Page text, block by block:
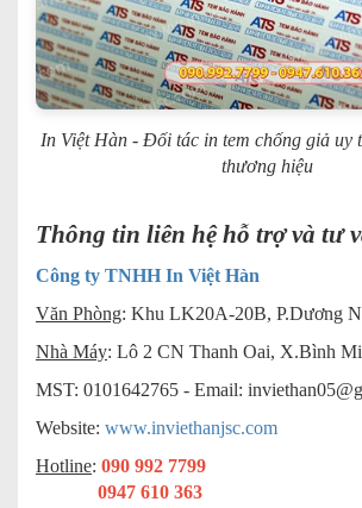
In Việt Hàn - Đối tác in tem chống giả uy
thương hiệu
Thông tin liên hệ hỗ trợ và tư
Công ty TNHH In Việt Hàn
Văn Phòng: Khu LK20A-20B, P.Dương
Nhà Máy: Lô 2 CN Thanh Oai, X.Bình
MST: 0101642765 - Email:
Website: www.inviethanjsc.com
Hotline: 090 992 7799
0947 610 363